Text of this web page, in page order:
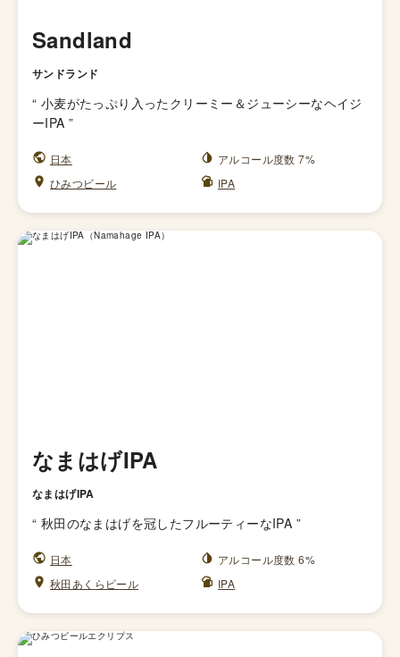
Sandland
サンドランド
“ 小麦がたっぷり入ったクリーミー＆ジューシーなヘイジ
ーIPA ”
日本
アルコール度数 7%
ひみつビール
IPA
なまはげIPA
なまはげIPA
“ 秋田のなまはげを冠したフルーティーなIPA ”
日本
アルコール度数 6%
秋田あくらビール
IPA